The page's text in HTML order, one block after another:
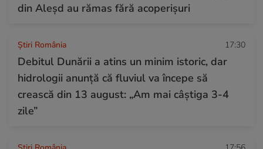
din Aleșd au rămas fără acoperișuri
Știri România 17:30
Debitul Dunării a atins un minim istoric, dar
hidrologii anunță că fluviul va începe să
crească din 13 august: „Am mai câștiga 3-4
zile”